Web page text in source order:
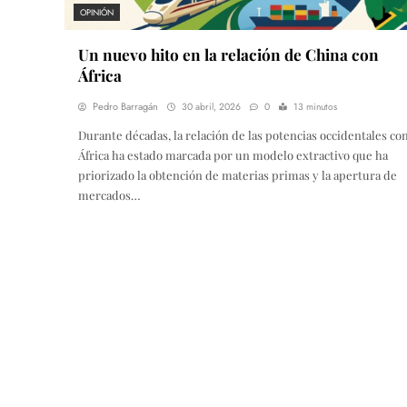
OPINIÓN
Un nuevo hito en la relación de China con
África
Pedro Barragán 30 abril, 2026 0 13 minutos
Durante décadas, la relación de las potencias occidentales
África ha estado marcada por un modelo extractivo que ha
priorizado la obtención de materias primas y la apertura de
mercados…